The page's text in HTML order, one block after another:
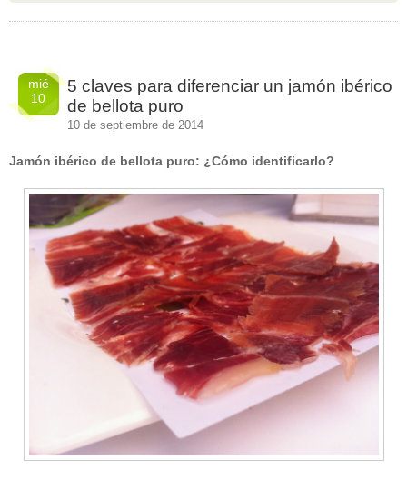
mié
10
5 claves para diferenciar un jamón ibérico
de bellota puro
10 de septiembre de 2014
Jamón ibérico de bellota puro: ¿Cómo identificarlo?